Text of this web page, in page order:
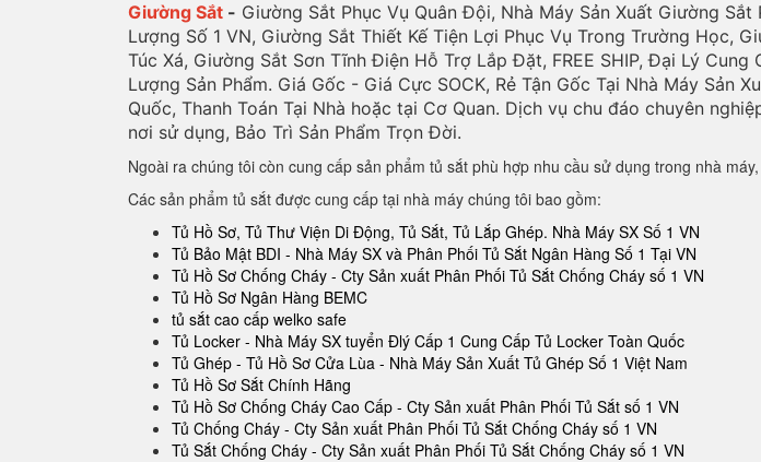
Giường Sắt - Giường Sắt Phục Vụ Quân Đội, Nhà Máy Sản Xuất Giường
Lượng Số 1 VN, Giường Sắt Thiết Kế Tiện Lợi Phục Vụ Trong Trường Học,
Túc Xá, Giường Sắt Sơn Tĩnh Điện Hỗ Trợ Lắp Đặt, FREE SHIP, Đại Lý
Lượng Sản Phẩm. Giá Gốc - Giá Cực SOCK, Rẻ Tận Gốc Tại Nhà Máy Sản
Quốc, Thanh Toán Tại Nhà hoặc tại Cơ Quan. Dịch vụ chu đáo chuyên
nơi sử dụng, Bảo Trì Sản Phẩm Trọn Đời.
Ngoài ra chúng tôi còn cung cấp sản phẩm tủ sắt phù hợp nhu cầu sử dụng trong nhà
Các sản phẩm tủ sắt được cung cấp tại nhà máy chúng tôi bao gồm:
Tủ Hồ Sơ, Tủ Thư Viện Di Động, Tủ Sắt, Tủ Lắp Ghép. Nhà Máy SX Số 1 VN
Tủ Bảo Mật BDI - Nhà Máy SX và Phân Phối Tủ Sắt Ngân Hàng Số 1 Tại VN
Tủ Hồ Sơ Chống Cháy - Cty Sản xuất Phân Phối Tủ Sắt Chống Cháy số 1 VN
Tủ Hồ Sơ Ngân Hàng BEMC
tủ sắt cao cấp welko safe
Tủ Locker - Nhà Máy SX tuyển Đlý Cấp 1 Cung Cấp Tủ Locker Toàn Quốc
Tủ Ghép - Tủ Hồ Sơ Cửa Lùa - Nhà Máy Sản Xuất Tủ Ghép Số 1 Việt Nam
Tủ Hồ Sơ Sắt Chính Hãng
Tủ Hồ Sơ Chống Cháy Cao Cấp - Cty Sản xuất Phân Phối Tủ Sắt số 1 VN
Tủ Chống Cháy - Cty Sản xuất Phân Phối Tủ Sắt Chống Cháy số 1 VN
Tủ Sắt Chống Cháy - Cty Sản xuất Phân Phối Tủ Sắt Chống Cháy số 1 VN